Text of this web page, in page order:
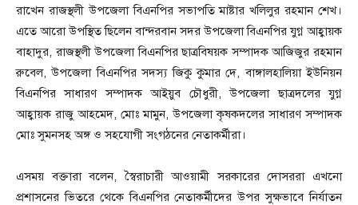
রাখেন রাজস্থলী উপজেলা বিএনপির সভাপতি মাষ্টার খলিলুর রহমান শেখ।
এতে আরো উপস্থিত ছিলেন বান্দরবান সদর উপজেলা বিএনপির যুগ্ন আহ্বায়ক
বাহাদুর, রাজস্থলী উপজেলা বিএনপির ছাত্রবিষয়ক সম্পাদক আজিজুর রহমান
রুবেল, উপজেলা বিএনপির সদস্য জিকু কুমার দে, বাঙ্গালহালিয়া ইউনিয়ন
বিএনপির সাধারণ সম্পাদক আইয়ুব চৌধুরী, উপজেলা ছাত্রদলের যুগ্ন
আহ্বায়ক রাজু আহমেদ, মোঃ মামুন, উপজেলা কৃষকদলের সাধারণ সম্পাদক
মোঃ সুমনসহ অঙ্গ ও সহযোগী সংগঠনের নেতাকর্মীরা।
এসময় বক্তারা বলেন, স্বৈরাচারী আওয়ামী সরকারের দোসররা এখনো
প্রশাসনের ভিতরে থেকে বিএনপির নেতাকর্মীদের উপর সুক্ষভাবে নির্যাতন